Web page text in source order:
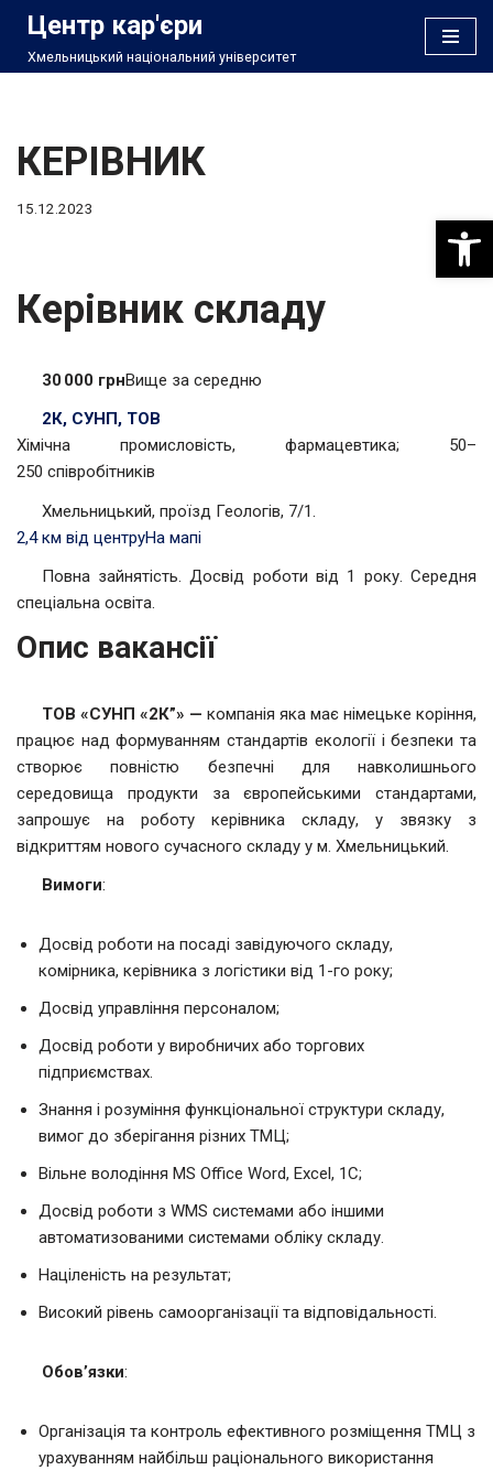
Перейти
Центр кар'єри
Хмельницький національний університет
КЕРІВНИК
15.12.2023
Керівник складу
30 000 грнВище за середню
2К, СУНП, ТОВ
Хімічна промисловість, фармацевтика; 50–
250 співробітників
Хмельницький, проїзд Геологів, 7/1.
2,4 км від центруНа мапі
Повна зайнятість. Досвід роботи від 1 року. Середня
спеціальна освіта.
Опис вакансії
ТОВ «СУНП «2К”» — компанія яка має німецьке коріння,
працює над формуванням стандартів екології і безпеки та
створює повністю безпечні для навколишнього
середовища продукти за європейськими стандартами,
запрошує на роботу керівника складу, у звязку з
відкриттям нового сучасного складу у м. Хмельницький.
Вимоги:
Досвід роботи на посаді завідуючого складу,
комірника, керівника з логістики від 1-го року;
Досвід управління персоналом;
Досвід роботи у виробничих або торгових
підприємствах.
Знання і розуміння функціональної структури складу,
вимог до зберігання різних ТМЦ;
Вільне володіння MS Office Word, Excel, 1С;
Досвід роботи з WMS системами або іншими
автоматизованими системами обліку складу.
Націленість на результат;
Високий рівень самоорганізації та відповідальності.
Обов’язки:
Організація та контроль ефективного розміщення ТМЦ з
урахуванням найбільш раціонального використання